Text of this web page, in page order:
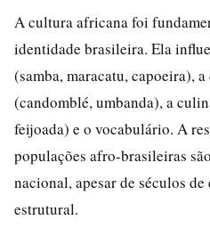
A cultura africana foi
identidade brasileira. Ela
(samba, maracatu, capoeira),
(candomblé, umbanda), a
feijoada) e o vocabulário. A
populações afro-brasileiras
nacional, apesar de séculos
estrutural.